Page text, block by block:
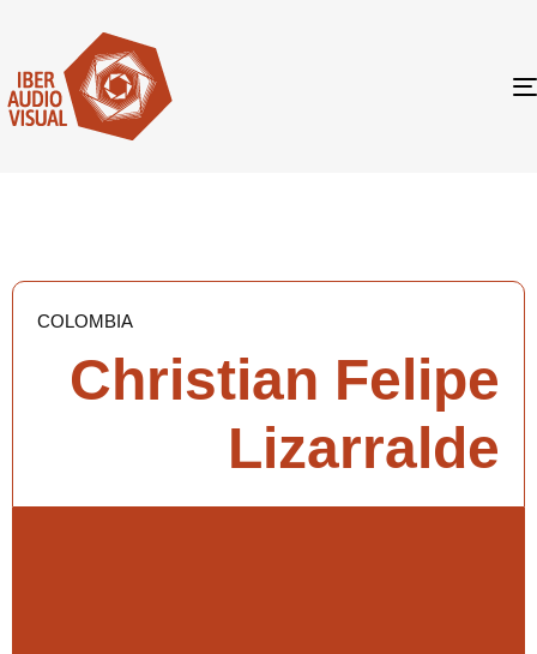
COLOMBIA
Christian Felipe
Lizarralde